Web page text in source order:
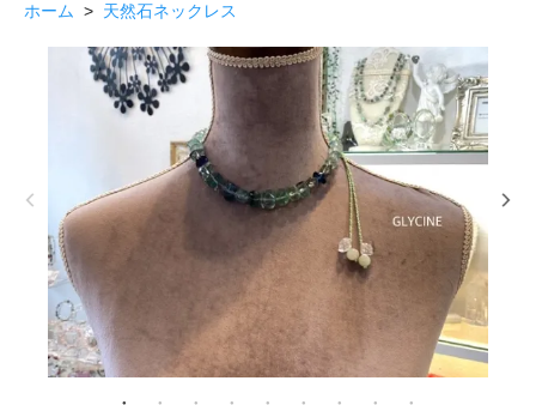
ホーム > 天然石ネックレス